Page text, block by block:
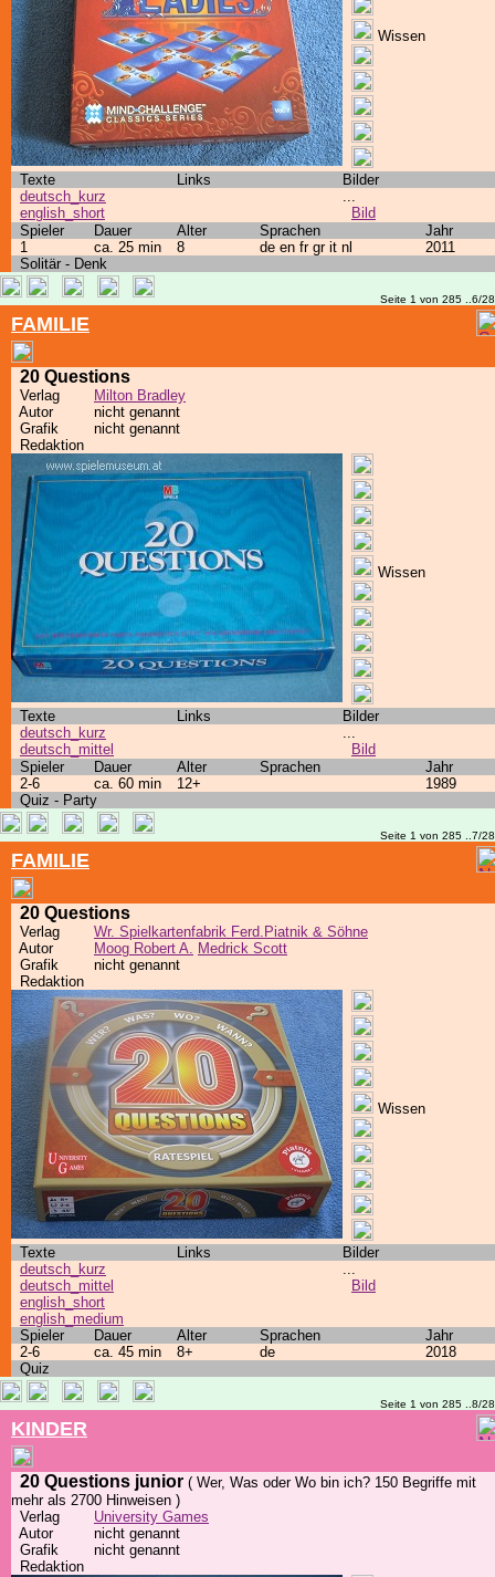
Wissen
Texte Links
Bilder
deutsch_kurz
english_short
...
Bild
Spieler
Dauer Alter Sprachen
Jahr
1
ca. 25 min 8 de en fr gr it nl
2011
Solitär - Denk
Seite 1 von 285 ..6/
FAMILIE
20 Questions
Verlag
Milton Bradley
Autor
nicht genannt
Grafik
nicht genannt
Redaktion
Wissen
Texte Links
Bilder
deutsch_kurz
deutsch_mittel
...
Bild
Spieler
Dauer Alter Sprachen
Jahr
2-6
ca. 60 min 12+
1989
Quiz - Party
Seite 1 von 285 ..7/
FAMILIE
20 Questions
Verlag
Wr. Spielkartenfabrik Ferd.Piatnik & Söhne
Autor
Moog Robert A. Medrick Scott
Grafik
nicht genannt
Redaktion
Wissen
Texte Links
Bilder
deutsch_kurz
deutsch_mittel
english_short
english_medium
...
Bild
Spieler Dauer Alter Sprachen
Jahr
2-6
ca. 45 min 8+ de
2018
Quiz
Seite 1 von 285 ..8/
KINDER
20 Questions junior ( Wer, Was oder Wo bin ich? 150 Begriffe mit
mehr als 2700 Hinweisen )
Verlag
University Games
Autor
nicht genannt
Grafik
nicht genannt
Redaktion